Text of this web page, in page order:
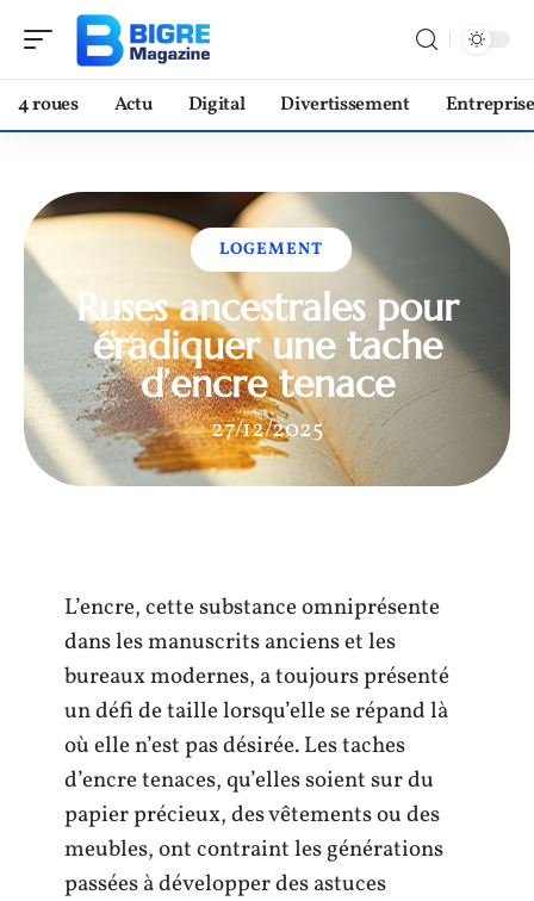
4 roues Actu Digital Divertissement Entreprise
LOGEMENT
Ruses ancestrales pour
éradiquer une tache
d’encre tenace
27/12/2025
L’encre, cette substance omniprésente
dans les manuscrits anciens et les
bureaux modernes, a toujours présenté
un défi de taille lorsqu’elle se répand là
où elle n’est pas désirée. Les taches
d’encre tenaces, qu’elles soient sur du
papier précieux, des vêtements ou des
meubles, ont contraint les générations
passées à développer des astuces